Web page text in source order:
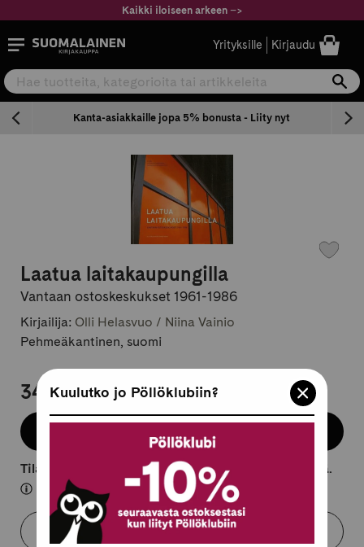
Kaikki iloiseen arkeen –>
Suomalainen.com
Hae tuotteita, kategorioita tai artikkeleita
Yrityksille Kirjaudu
Kanta-asiakkaille jopa 5% bonusta - Liity nyt
Laatua laitakaupungilla
Vantaan ostoskeskukset 1961-1986
Kirjailija: Olli Helasvuo / Niina Vainio
Pehmeäkantinen, suomi
34,95 €
Tilaustuote, lähtee kuljetukseen 10-25 arkipäivässä.
Varaa myymälästä
Kuulutko jo Pöllöklubiin?